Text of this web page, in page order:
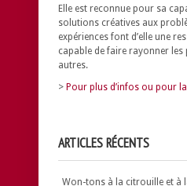
Elle est reconnue pour sa
solutions créatives aux
expériences font d’elle une
capable de faire rayonner
autres.
> Pour plus d’infos ou pour
ARTICLES RÉCENTS
Won-tons à la citrouille et à